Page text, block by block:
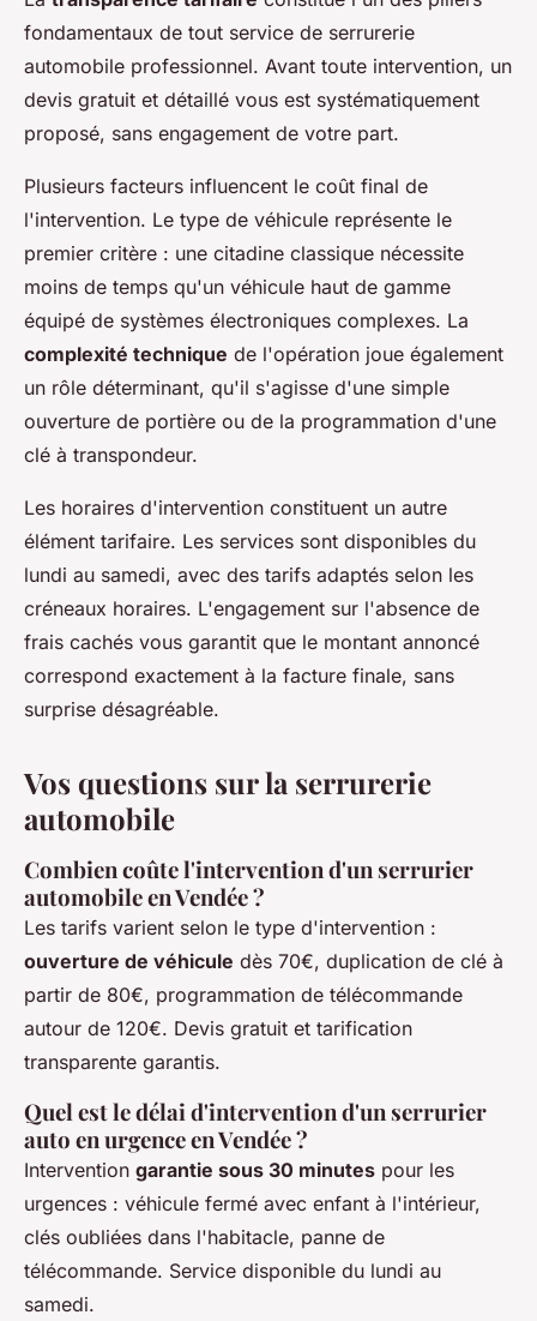
fondamentaux de tout service de serrurerie
automobile professionnel. Avant toute intervention, un
devis gratuit et détaillé vous est systématiquement
proposé, sans engagement de votre part.
Plusieurs facteurs influencent le coût final de
l'intervention. Le type de véhicule représente le
premier critère : une citadine classique nécessite
moins de temps qu'un véhicule haut de gamme
équipé de systèmes électroniques complexes. La
complexité technique de l'opération joue également
un rôle déterminant, qu'il s'agisse d'une simple
ouverture de portière ou de la programmation d'une
clé à transpondeur.
Les horaires d'intervention constituent un autre
élément tarifaire. Les services sont disponibles du
lundi au samedi, avec des tarifs adaptés selon les
créneaux horaires. L'engagement sur l'absence de
frais cachés vous garantit que le montant annoncé
correspond exactement à la facture finale, sans
surprise désagréable.
Vos questions sur la serrurerie
automobile
Combien coûte l'intervention d'un serrurier
automobile en Vendée ?
Les tarifs varient selon le type d'intervention :
ouverture de véhicule dès 70€, duplication de clé à
partir de 80€, programmation de télécommande
autour de 120€. Devis gratuit et tarification
transparente garantis.
Quel est le délai d'intervention d'un serrurier
auto en urgence en Vendée ?
Intervention garantie sous 30 minutes pour les
urgences : véhicule fermé avec enfant à l'intérieur,
clés oubliées dans l'habitacle, panne de
télécommande. Service disponible du lundi au
samedi.